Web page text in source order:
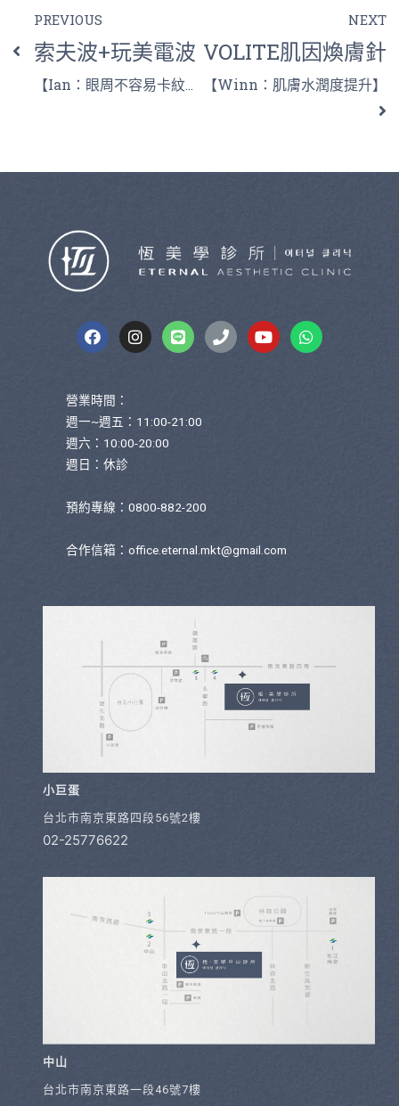
PREVIOUS
索夫波+玩美電波
【Ian：眼周不容易卡紋卡粉】
NEXT
VOLITE肌因煥膚針
【Winn：肌膚水潤度提升】
營業時間：
週一~週五：11:00-21:00
週六：10:00-20:00
週日：休診
預約專線：0800-882-200
合作信箱： office.eternal.mkt@gmail.com
小巨蛋
台北市南京東路四段56號2樓
02-25776622
中山
台北市南京東路一段46號7樓